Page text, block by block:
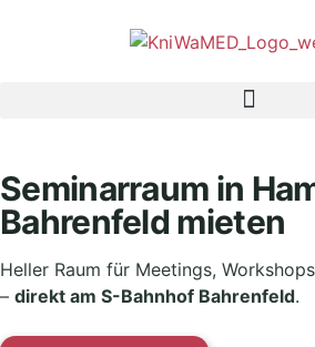
Seminarraum in
Bahrenfeld mieten
Heller Raum für Meetings,
– direkt am S-Bahnhof Bahrenfeld.